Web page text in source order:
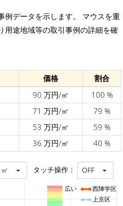
例データを示します。 マウスを重
用途地域等の取引事例の詳細を確
価格
割合
90 万円/㎡
100 %
71 万円/㎡
79 %
53 万円/㎡
59 %
36 万円/㎡ 40 %
㎡ タッチ操作： OFF
西陣学区
上京区
広い